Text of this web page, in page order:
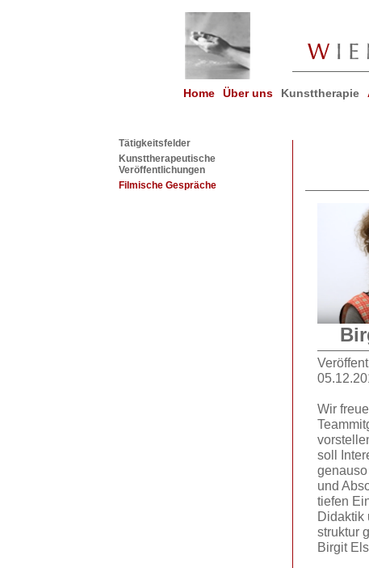
Home Über uns Kunsttherapie
Tätigkeitsfelder
Kunsttherapeutische
Veröffentlichungen
Filmische Gespräche
Wir
soll
und
tiefen
Didaktik
struktur
Birgit